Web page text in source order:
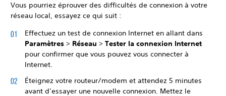
Vous pourriez éprouver des difficultés de connexion à votre
réseau local, essayez ce qui suit :
Effectuez un test de connexion Internet en allant dans
Paramètres > Réseau > Tester la connexion Internet
pour confirmer que vous pouvez vous connecter à
Internet.
Éteignez votre routeur/modem et attendez 5 minutes
avant d’essayer une nouvelle connexion. Mettez le